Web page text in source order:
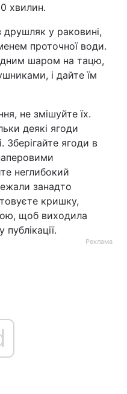
хвилин.
друшляк у раковині,
проточної води.
шаром на тацю,
і дайте їм
не змішуйте їх.
деякі ягоди
Зберігайте ягоди в
неглибокий
занадто
кришку,
щоб виходила
Реклама